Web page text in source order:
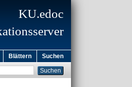
KU.edoc
Blättern Suchen